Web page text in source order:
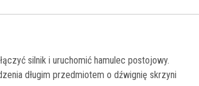
silnik i uruchomić hamulec postojowy.
długim przedmiotem o dźwignię skrzyni